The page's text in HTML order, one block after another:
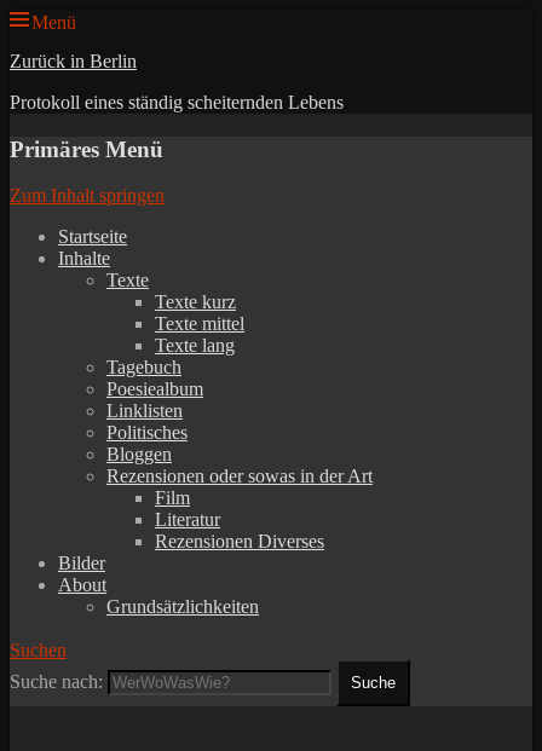
Menü
Zurück in Berlin
Protokoll eines ständig scheiternden Lebens
Primäres Menü
Zum Inhalt springen
Startseite
Inhalte
Texte
Texte kurz
Texte mittel
Texte lang
Tagebuch
Poesiealbum
Linklisten
Politisches
Bloggen
Rezensionen oder sowas in der Art
Film
Literatur
Rezensionen Diverses
Bilder
About
Grundsätzlichkeiten
Suchen
Suche nach: